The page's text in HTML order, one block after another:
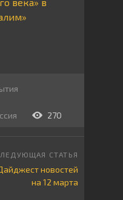
270
новостей
на 12 марта